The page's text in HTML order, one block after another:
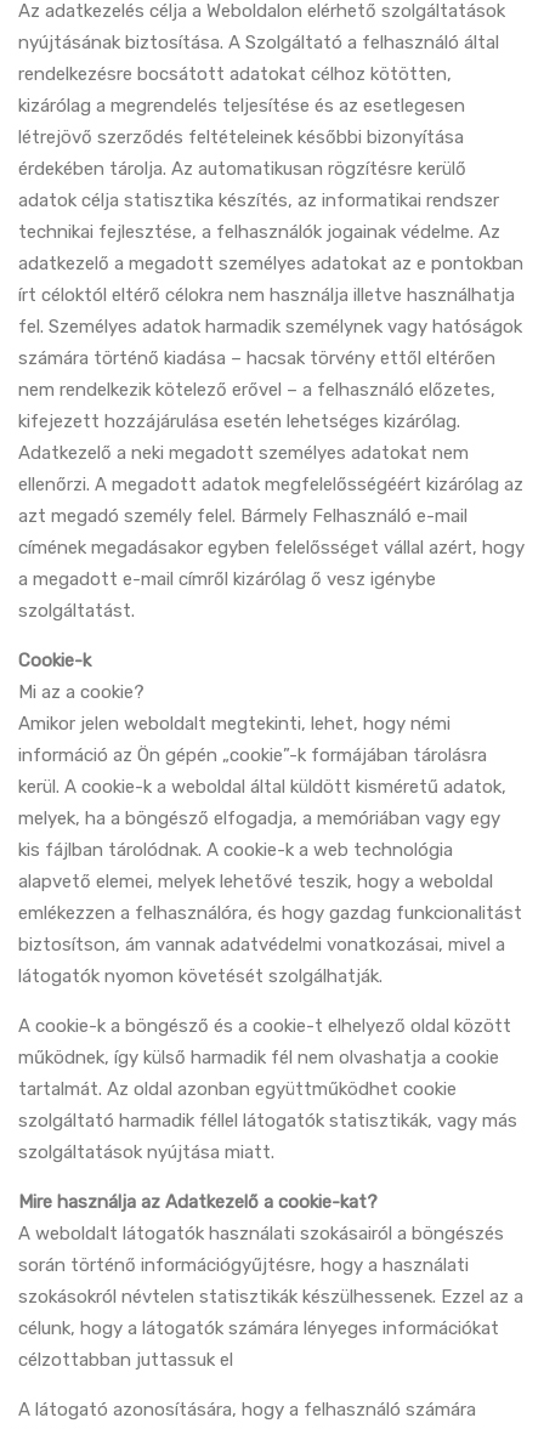
Az adatkezelés célja a Weboldalon elérhető szolgáltatások
nyújtásának biztosítása. A Szolgáltató a felhasználó által
rendelkezésre bocsátott adatokat célhoz kötötten,
kizárólag a megrendelés teljesítése és az esetlegesen
létrejövő szerződés feltételeinek későbbi bizonyítása
érdekében tárolja. Az automatikusan rögzítésre kerülő
adatok célja statisztika készítés, az informatikai rendszer
technikai fejlesztése, a felhasználók jogainak védelme. Az
adatkezelő a megadott személyes adatokat az e pontokban
írt céloktól eltérő célokra nem használja illetve használhatja
fel. Személyes adatok harmadik személynek vagy hatóságok
számára történő kiadása – hacsak törvény ettől eltérően
nem rendelkezik kötelező erővel – a felhasználó előzetes,
kifejezett hozzájárulása esetén lehetséges kizárólag.
Adatkezelő a neki megadott személyes adatokat nem
ellenőrzi. A megadott adatok megfelelősségéért kizárólag az
azt megadó személy felel. Bármely Felhasználó e-mail
címének megadásakor egyben felelősséget vállal azért, hogy
a megadott e-mail címről kizárólag ő vesz igénybe
szolgáltatást.
Cookie-k
Mi az a cookie?
Amikor jelen weboldalt megtekinti, lehet, hogy némi
információ az Ön gépén „cookie”-k formájában tárolásra
kerül. A cookie-k a weboldal által küldött kisméretű adatok,
melyek, ha a böngésző elfogadja, a memóriában vagy egy
kis fájlban tárolódnak. A cookie-k a web technológia
alapvető elemei, melyek lehetővé teszik, hogy a weboldal
emlékezzen a felhasználóra, és hogy gazdag funkcionalitást
biztosítson, ám vannak adatvédelmi vonatkozásai, mivel a
látogatók nyomon követését szolgálhatják.
A cookie-k a böngésző és a cookie-t elhelyező oldal között
működnek, így külső harmadik fél nem olvashatja a cookie
tartalmát. Az oldal azonban együttműködhet cookie
szolgáltató harmadik féllel látogatók statisztikák, vagy más
szolgáltatások nyújtása miatt.
Mire használja az Adatkezelő a cookie-kat?
A weboldalt látogatók használati szokásairól a böngészés
során történő információgyűjtésre, hogy a használati
szokásokról névtelen statisztikák készülhessenek. Ezzel az a
célunk, hogy a látogatók számára lényeges információkat
célzottabban juttassuk el
A látogató azonosítására, hogy a felhasználó számára